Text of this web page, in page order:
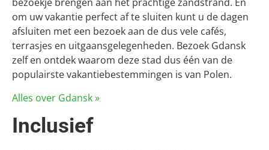
om uw vakantie perfect af te sluiten kunt u de dagen
afsluiten met een bezoek aan de dus vele cafés,
terrasjes en uitgaansgelegenheden. Bezoek Gdansk
zelf en ontdek waarom deze stad dus één van de
populairste vakantiebestemmingen is van Polen.
Alles over Gdansk »
Inclusief